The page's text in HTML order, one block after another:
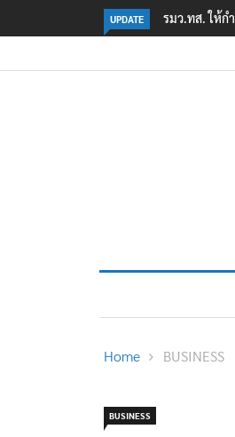
UPDATE
ำร้ายเจ้าหน้าที่เขตฯห้วยขาแข้ง‘ภาคประชา
ต้อนรับอาชญ
Home BUSINESS
BUSINESS